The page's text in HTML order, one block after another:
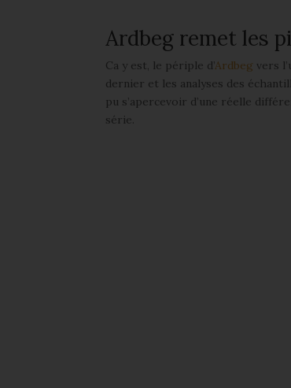
Ardbeg remet les
Ca y est, le périple d’Ardbeg vers
dernier et les analyses des
pu s’apercevoir d’une réelle
série.